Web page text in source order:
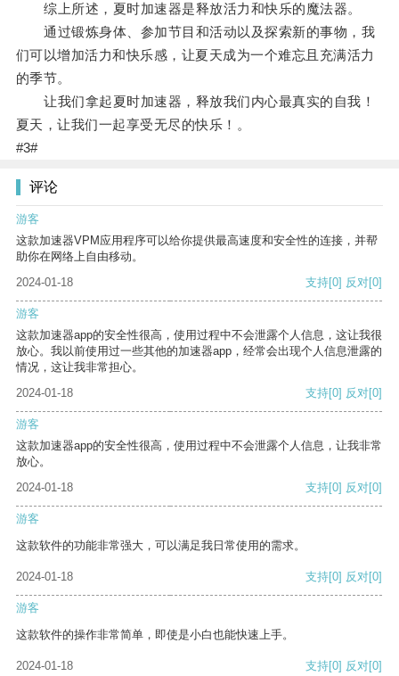
综上所述，夏时加速器是释放活力和快乐的魔法器。
通过锻炼身体、参加节目和活动以及探索新的事物，我
们可以增加活力和快乐感，让夏天成为一个难忘且充满活力
的季节。
让我们拿起夏时加速器，释放我们内心最真实的自我！
夏天，让我们一起享受无尽的快乐！。
#3#
评论
游客
这款加速器VPM应用程序可以给你提供最高速度和安全性的连接，并帮
助你在网络上自由移动。
2024-01-18
支持[0] 反对[0]
游客
这款加速器app的安全性很高，使用过程中不会泄露个人信息，这让我很
放心。我以前使用过一些其他的加速器app，经常会出现个人信息泄露的
情况，这让我非常担心。
2024-01-18
支持[0] 反对[0]
游客
这款加速器app的安全性很高，使用过程中不会泄露个人信息，让我非常
放心。
2024-01-18
支持[0] 反对[0]
游客
这款软件的功能非常强大，可以满足我日常使用的需求。
2024-01-18 支持[0] 反对[0]
游客
这款软件的操作非常简单，即使是小白也能快速上手。
2024-01-18 支持[0] 反对[0]